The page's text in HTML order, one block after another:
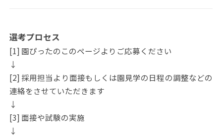
選考プロセス
[1] 園ぴったのこのページよりご応募ください
↓
[2] 採用担当より面接もしくは園見学の日程の調整などの
連絡をさせていただきます
↓
[3] 面接や試験の実施
↓